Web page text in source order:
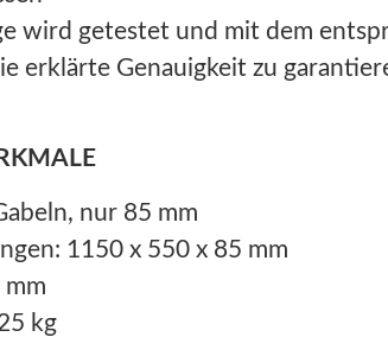
wird getestet und mit dem
erklärte Genauigkeit zu
nur 85 mm
1150 x 550 x 85 mm
mm
kg